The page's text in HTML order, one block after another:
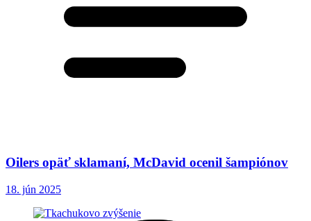
Oilers opäť sklamaní, McDavid ocenil šampiónov
18. jún 2025